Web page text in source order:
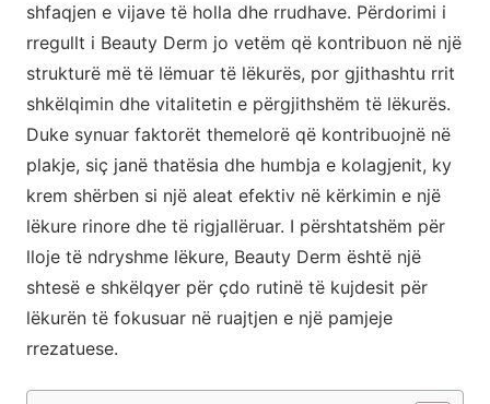
shfaqjen e vijave të holla dhe rrudhave. Përdorimi i
rregullt i Beauty Derm jo vetëm që kontribuon në një
strukturë më të lëmuar të lëkurës, por gjithashtu rrit
shkëlqimin dhe vitalitetin e përgjithshëm të lëkurës.
Duke synuar faktorët themelorë që kontribuojnë në
plakje, siç janë thatësia dhe humbja e kolagjenit, ky
krem shërben si një aleat efektiv në kërkimin e një
lëkure rinore dhe të rigjallëruar. I përshtatshëm për
lloje të ndryshme lëkure, Beauty Derm është një
shtesë e shkëlqyer për çdo rutinë të kujdesit për
lëkurën të fokusuar në ruajtjen e një pamjeje
rrezatuese.